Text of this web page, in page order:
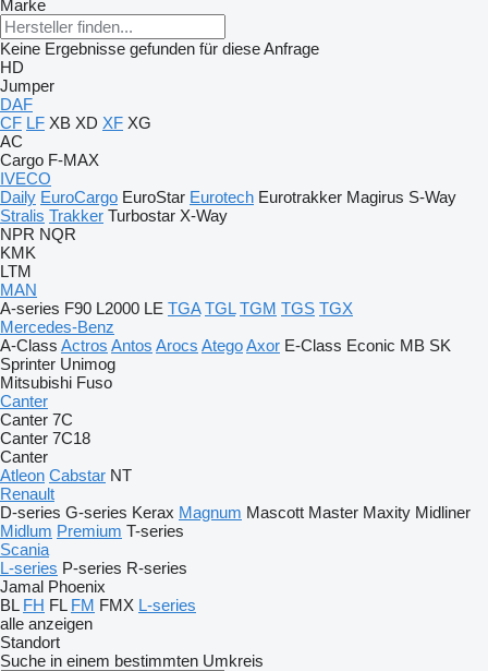
Marke
Keine Ergebnisse gefunden für diese Anfrage
HD
Jumper
DAF
CF LF XB XD XF XG
AC
Cargo F-MAX
IVECO
Daily EuroCargo EuroStar Eurotech Eurotrakker Magirus S-Way
Stralis Trakker Turbostar X-Way
NPR NQR
KMK
LTM
MAN
A-series F90 L2000 LE TGA TGL TGM TGS TGX
Mercedes-Benz
A-Class Actros Antos Arocs AtegoAxor E-Class Econic MB SK
Sprinter Unimog
Mitsubishi Fuso
Canter
Canter 7C
Canter 7C18
Canter
Atleon Cabstar NT
Renault
D-series G-series Kerax Magnum Mascott Master Maxity Midliner
Midlum Premium T-series
Scania
L-series P-series R-series
Jamal Phoenix
BL FH FL FM FMX L-series
alle anzeigen
Standort
Suche in einem bestimmten Umkreis